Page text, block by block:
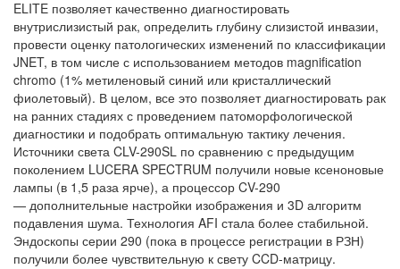
ELITE позволяет качественно диагностировать
внутрислизистый рак, определить глубину слизистой инвазии,
провести оценку патологических изменений по классификации
JNET, в том числе с использованием методов magnification
chromo (1% метиленовый синий или кристаллический
фиолетовый). В целом, все это позволяет диагностировать рак
на ранних стадиях с проведением патоморфологической
диагностики и подобрать оптимальную тактику лечения.
Источники света CLV-290SL по сравнению с предыдущим
поколением LUCERA SPECTRUM получили новые ксеноновые
лампы (в 1,5 раза ярче), а процессор CV-290
— дополнительные настройки изображения и 3D алгоритм
подавления шума. Технология AFI стала более стабильной.
Эндоскопы серии 290 (пока в процессе регистрации в РЗН)
получили более чувствительную к свету CCD-матрицу.